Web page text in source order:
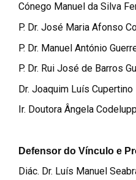
Cónego Manuel da Silva
P. Dr. José Maria Afonso
P. Dr. Manuel António
P. Dr. Rui José de Barros
Dr. Joaquim Luís Cupertino
Ir. Doutora Ângela
Defensor do Vínculo e
Diác. Dr. Luís Manuel